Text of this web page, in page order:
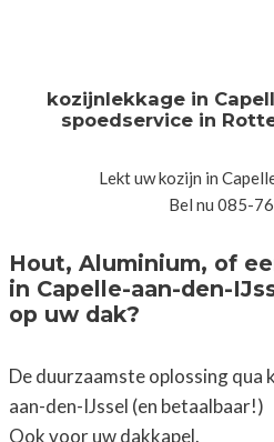
kozijnlekkage in
spoedservice in
Lekt uw kozijn in
Bel nu 085-
Hout, Aluminium, of
in Capelle-aan-den-
op uw dak?
De duurzaamste oplossing qua
aan-den-IJssel (en betaalbaar!)
Ook voor uw dakkapel.